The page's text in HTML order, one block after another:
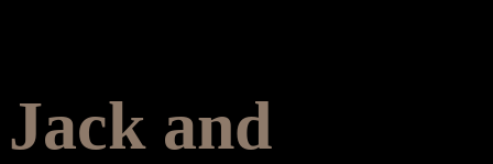
Jack and